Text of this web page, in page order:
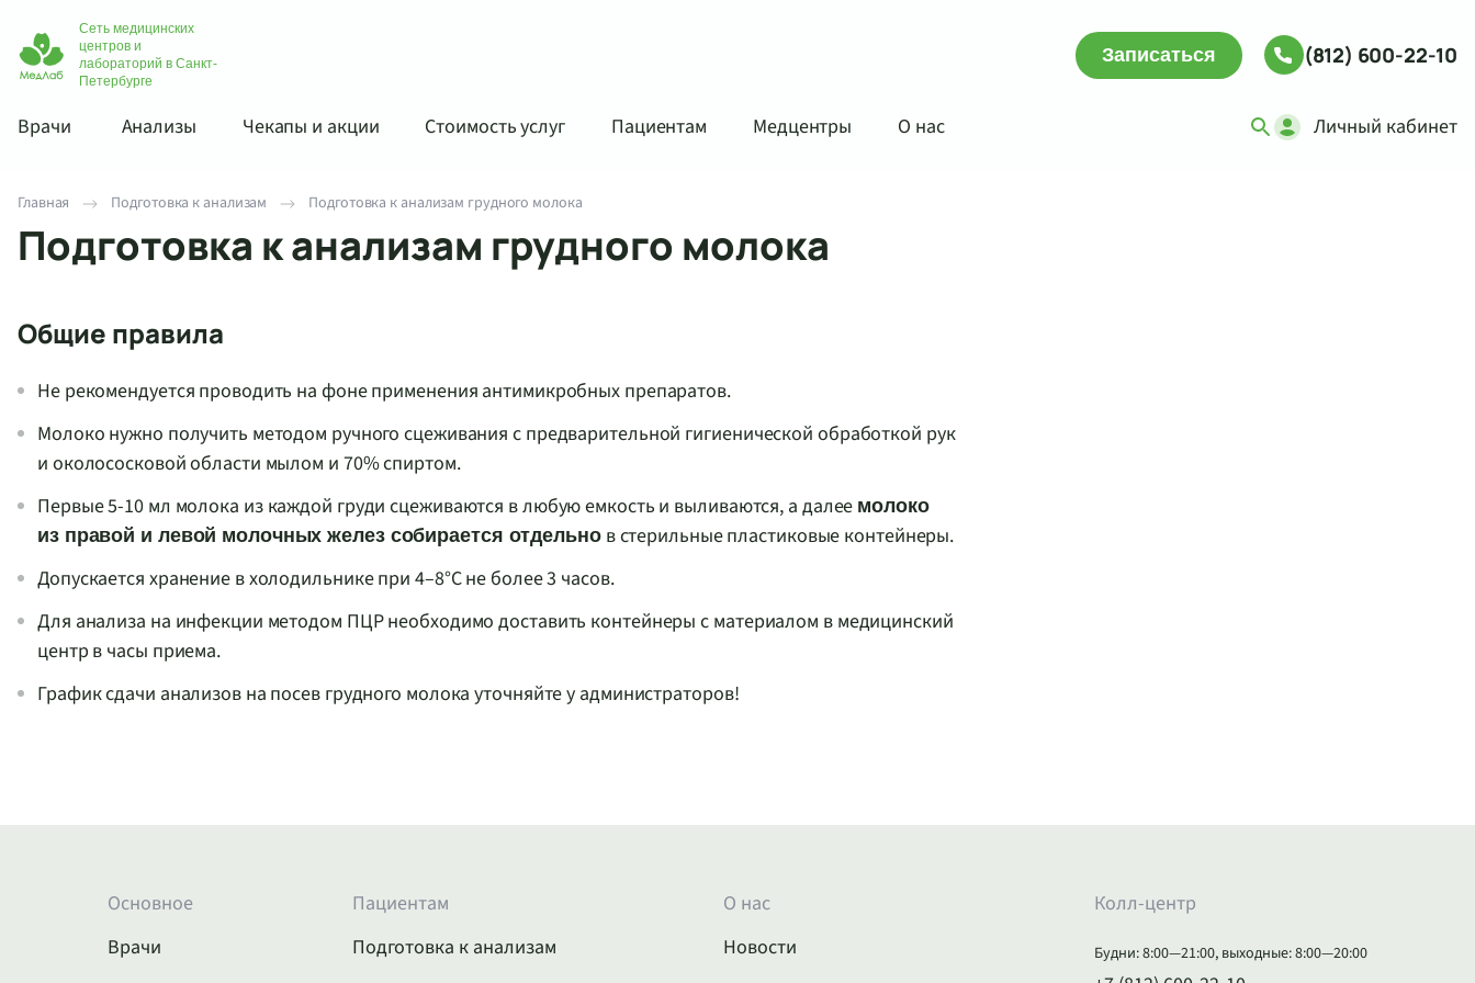
Сеть медицинских
центров и
лабораторий в Санкт-
Петербурге
Записаться (812) 600-22-10
Врачи Анализы Чекапы и акции Стоимость услуг Пациентам Медцентры О нас Личный кабинет
Главная Подготовка к анализам Подготовка к анализам грудного молока
Подготовка к анализам грудного молока
Общие правила
Не рекомендуется проводить на фоне применения антимикробных препаратов.
Молоко нужно получить методом ручного сцеживания с предварительной гигиенической обработкой рук
и околососковой области мылом и 70% спиртом.
Первые5-10мл молока из каждой груди сцеживаются в любую емкость и выливаются, а далее молоко
из правой и левой молочных желез собирается отдельнов стерильные пластиковые контейнеры.
Допускается хранение в холодильнике при 4–8°С не более 3 часов.
Для анализа на инфекции методом ПЦР необходимо доставить контейнеры с материалом в медицинский
центр в часы приема.
График сдачи анализов на посев грудного молока уточняйте у администраторов!
Основное
Врачи
Пациентам
Подготовка к анализам
О нас
Новости
Колл-центр
Будни: 8:00—21:00, выходные: 8:00—20:00